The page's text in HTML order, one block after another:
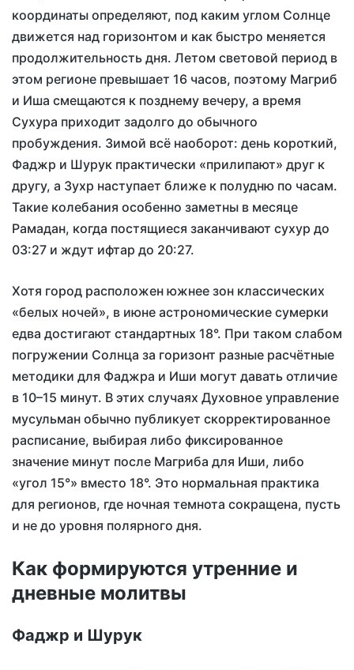
координаты определяют, под каким углом Солнце
движется над горизонтом и как быстро меняется
продолжительность дня. Летом световой период в
этом регионе превышает 16 часов, поэтому Магриб
и Иша смещаются к позднему вечеру, а время
Сухура приходит задолго до обычного
пробуждения. Зимой всё наоборот: день короткий,
Фаджр и Шурук практически «прилипают» друг к
другу, а Зухр наступает ближе к полудню по часам.
Такие колебания особенно заметны в месяце
Рамадан, когда постящиеся заканчивают сухур до
03:27 и ждут ифтар до 20:27.
Хотя город расположен южнее зон классических
«белых ночей», в июне астрономические сумерки
едва достигают стандартных 18°. При таком слабом
погружении Солнца за горизонт разные расчётные
методики для Фаджра и Иши могут давать отличие
в 10–15 минут. В этих случаях Духовное управление
мусульман обычно публикует скорректированное
расписание, выбирая либо фиксированное
значение минут после Магриба для Иши, либо
«угол 15°» вместо 18°. Это нормальная практика
для регионов, где ночная темнота сокращена, пусть
и не до уровня полярного дня.
Как формируются утренние и
дневные молитвы
Фаджр и Шурук